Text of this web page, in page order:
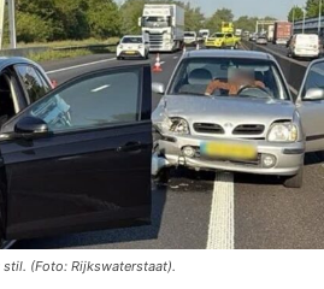
(Foto: Rijkswaterstaat).